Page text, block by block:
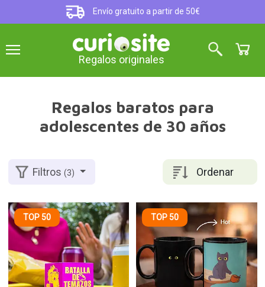
Envío gratuito a partir de 50€
Regalos originales
Regalos baratos para
adolescentes de 30 años
Ordenar
Filtros(3)
TOP 50 TOP 50